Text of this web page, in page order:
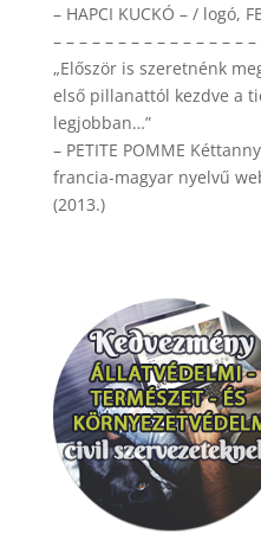
– HAPCI KUCKÓ – / logó,
– – – – – – – – – – – – – – –
„Először is szeretnénk
első pillanattól kezdve a
legjobban…”
– PETITE POMME
francia-magyar nyelvű
(2013.)